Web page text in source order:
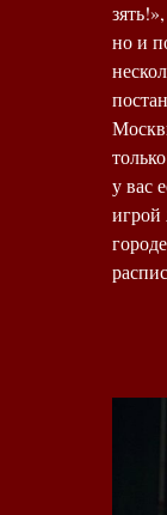
но и
у вас
игрой